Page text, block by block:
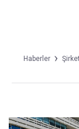
Haberler